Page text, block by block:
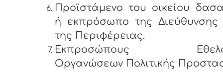
Προϊστάμενο του οικείου
ή εκπρόσωπο της
της Περιφέρειας.
Εκπροσώπους
Οργανώσεων Πολιτικής